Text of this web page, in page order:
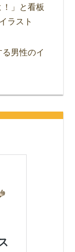
！」と看板
ラスト
男性のイ